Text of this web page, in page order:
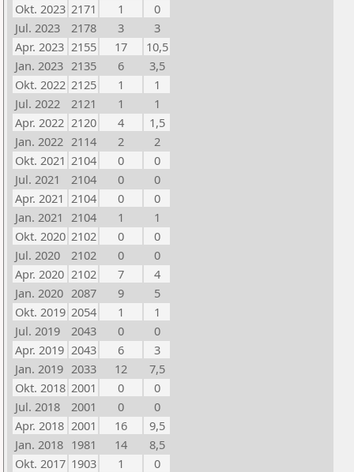
Okt. 2023 2171 1
0
Jul. 2023
2178 3
3
Apr. 2023 2155 17
10,5
Jan. 2023 2135 6
3,5
Okt. 2022 2125 1
1
Jul. 2022
2121 1
1
Apr. 2022 2120 4
1,5
Jan. 2022 2114 2
2
Okt. 2021 2104 0
0
Jul. 2021
2104 0
0
Apr. 2021 2104 0
0
Jan. 2021 2104 1
1
Okt. 2020 2102 0
0
Jul. 2020
2102 0
0
Apr. 2020 2102 7
4
Jan. 2020 2087 9
5
Okt. 2019 2054 1
1
Jul. 2019
2043 0
0
Apr. 2019 2043 6
3
Jan. 2019 2033 12
7,5
Okt. 2018 2001 0
0
Jul. 2018
2001 0
0
Apr. 2018 2001 16
9,5
Jan. 2018 1981 14
8,5
Okt. 2017 1903 1
0